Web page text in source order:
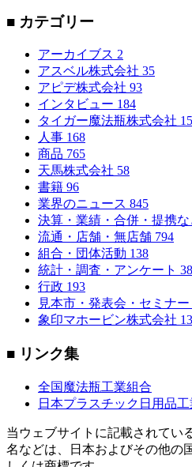
■ カテゴリー
アーカイブス 2
アスベル株式会社 35
アピデ株式会社 93
インタビュー 184
タイガー魔法瓶株式会社
人事 168
商品 765
天馬株式会社 58
書籍 96
業界のニュース 845
決算・業績・合併・提携な
流通・店舗・無店舗 794
組合・団体活動 138
統計・調査・アンケート
行政 193
見本市・発表会・セミナ
象印マホービン株式会社
■ リンク集
全国魔法瓶工業組合
日本プラスチック日用品
当ウェブサイトに記載されてい
名などは、日本およびその他の